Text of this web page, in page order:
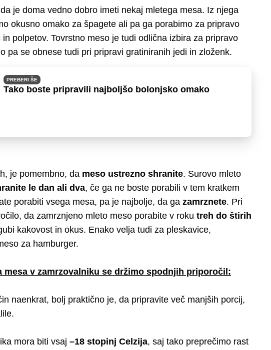
je doma vedno dobro imeti nekaj mletega mesa. Iz njega
okusno omako za špagete ali pa ga porabimo za pripravo
polpetov. Tovrstno meso je tudi odlična izbira za pripravo
pa se obnese tudi pri pripravi gratiniranih jedi in zloženk.
PREBERI ŠE
Tako boste pripravili najboljšo bolonjsko omako
je pomembno, da meso ustrezno shranite. Surovo mleto
le dan ali dva, če ga ne boste porabili v tem kratkem
porabiti vsega mesa, pa je najbolje, da ga zamrznete. Pri
da zamrznjeno mleto meso porabite v roku treh do štirih
kakovost in okus. Enako velja tudi za pleskavice,
za hamburger.
mesa v zamrzovalniku se držimo spodnjih priporočil:
naenkrat, bolj praktično je, da pripravite več manjših porcij,
mora biti vsaj –18 stopinj Celzija, saj tako preprečimo rast